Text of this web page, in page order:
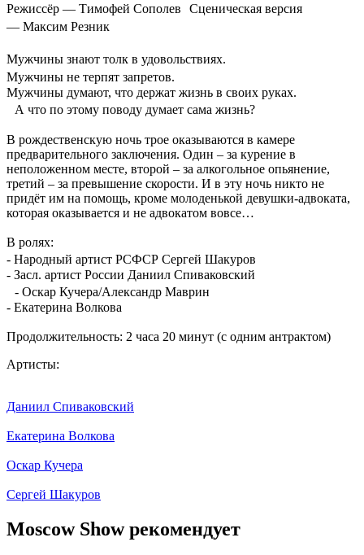
Режиссёр — Тимофей Сополев Сценическая версия
— Максим Резник
Мужчины знают толк в удовольствиях.
Мужчины не терпят запретов.
Мужчины думают, что держат жизнь в своих руках.
А что по этому поводу думает сама жизнь?
В рождественскую ночь трое оказываются в камере
предварительного заключения. Один – за курение в
неположенном месте, второй – за алкогольное опьянение,
третий – за превышение скорости. И в эту ночь никто не
придёт им на помощь, кроме молоденькой девушки-адвоката,
которая оказывается и не адвокатом вовсе…
В ролях:
- Народный артист РСФСР Сергей Шакуров
- Засл. артист России Даниил Спиваковский
- Оскар Кучера/Александр Маврин
- Екатерина Волкова
Продолжительность: 2 часа 20 минут (с одним антрактом)
Артисты:
Даниил Спиваковский
Екатерина Волкова
Оскар Кучера
Сергей Шакуров
Moscow Show рекомендует